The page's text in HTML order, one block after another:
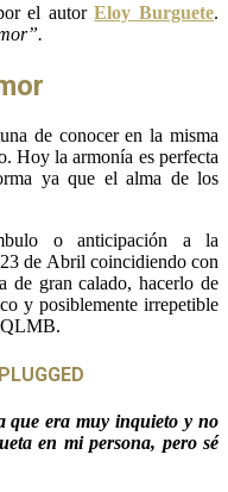
el autorEloy Burguete.
de conocer en la misma
Hoy la armonía es perfecta
ya que el alma de los
o anticipación a la
de Abril coincidiendo con
gran calado, hacerlo de
y posiblemente irrepetible
QLMB.
que era muy inquieto y no
en mi persona, pero sé